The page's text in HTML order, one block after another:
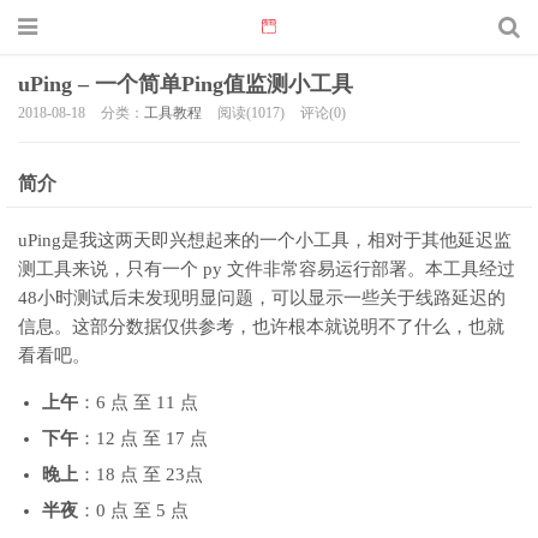
uPing – 一个简单Ping值监测小工具
2018-08-18 分类： 工具教程 阅读(1017) 评论(0)
简介
uPing是我这两天即兴想起来的一个小工具，相对于其他延迟监
测工具来说，只有一个 py 文件非常容易运行部署。本工具经过
48小时测试后未发现明显问题，可以显示一些关于线路延迟的
信息。这部分数据仅供参考，也许根本就说明不了什么，也就
看看吧。
上午 ：6 点 至 11 点
下午 ：12 点 至 17 点
晚上 ：18 点 至 23点
半夜 ：0 点 至 5 点